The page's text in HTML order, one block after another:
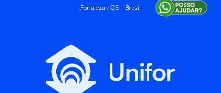
Fortaleza / CE - Brasil